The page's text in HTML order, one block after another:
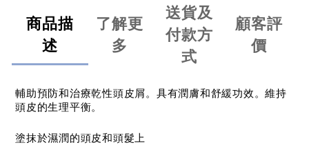
商品描
述
了解更
多
送貨及
付款方
式
顧客評
價
輔助預防和治療乾性頭皮屑。具有潤膚和舒緩功效。維持
頭皮的生理平衡。
塗抹於濕潤的頭皮和頭髮上